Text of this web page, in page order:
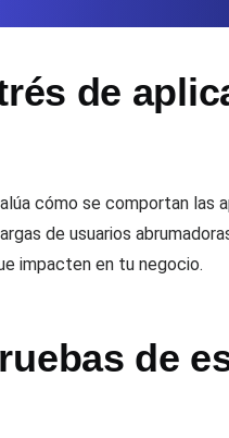
de
cómo se comportan las
de usuarios
impacten en tu negocio.
de